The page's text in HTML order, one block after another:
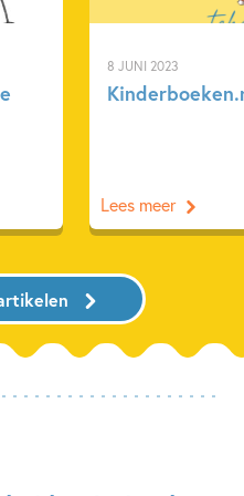
8 JUNI 2023
Lees meer